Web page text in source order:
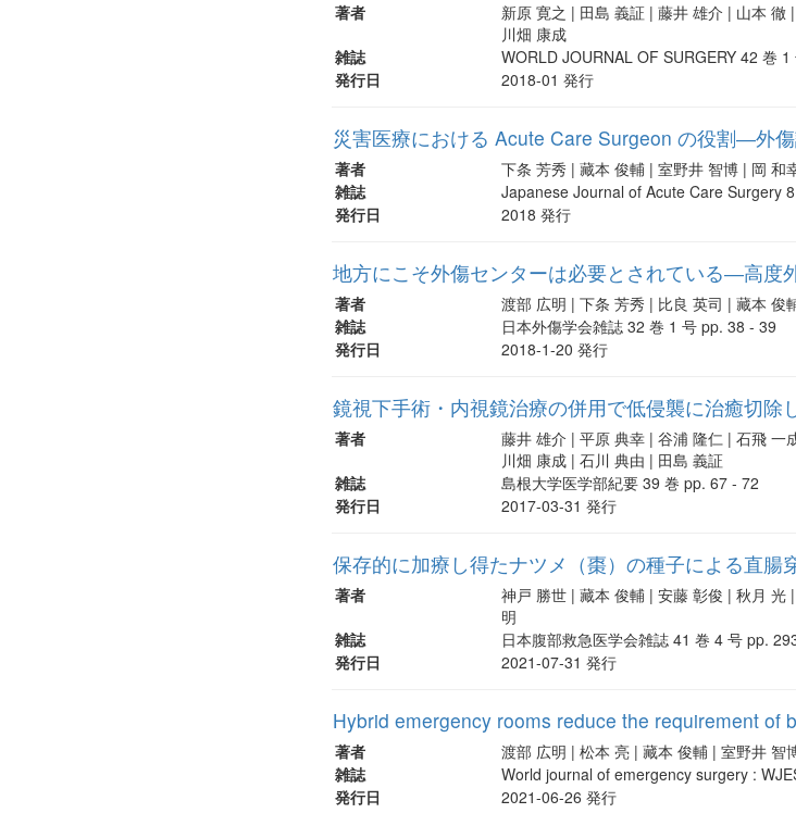
著者
新原 寛之 | 田島 義証 | 藤井 雄介 | 山本
川畑 康成
雑誌
WORLD JOURNAL OF SURGERY 42 巻
発行日
2018-01 発行
災害医療における Acute Care Surgeon の役割―外
著者
下条 芳秀 | 藏本 俊輔 | 室野井 智博 | 岡 和
雑誌
Japanese Journal of Acute Care Surgery
発行日
2018 発行
地方にこそ外傷センターは必要とされている―高
著者
渡部 広明 | 下条 芳秀 | 比良 英司 | 藏本
雑誌
日本外傷学会雑誌 32 巻 1 号 pp. 38 - 39
発行日
2018-1-20 発行
鏡視下手術・内視鏡治療の併用で低侵襲に治癒切
著者
藤井 雄介 | 平原 典幸 | 谷浦 隆仁 | 石飛
川畑 康成 | 石川 典由 | 田島 義証
雑誌
島根大学医学部紀要 39 巻 pp. 67 - 72
発行日
2017-03-31 発行
保存的に加療し得たナツメ（棗）の種子による直腸
著者
神戸 勝世 | 藏本 俊輔 | 安藤 彰俊 | 秋月
明
雑誌
日本腹部救急医学会雑誌 41 巻 4 号 pp.
発行日
2021-07-31 発行
Hybrid emergency rooms reduce the requirement
著者
渡部 広明 | 松本 亮 | 藏本 俊輔 | 室野井
雑誌
World journal of emergency surgery :
発行日
2021-06-26 発行